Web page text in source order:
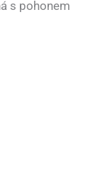
s pohonem